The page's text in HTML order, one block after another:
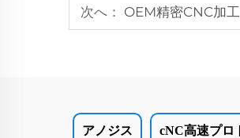
次へ： OEM精密CNC加
アノジス cNC高速プロ